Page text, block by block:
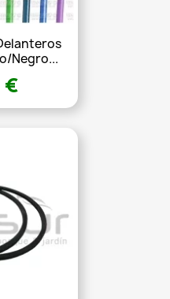
Negro...
€